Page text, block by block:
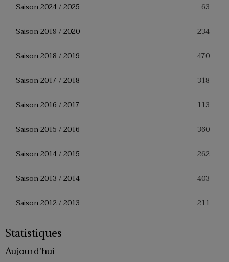
Saison 2024 / 2025 63
Saison 2019 / 2020 234
Saison 2018 / 2019 470
Saison 2017 / 2018 318
Saison 2016 / 2017 113
Saison 2015 / 2016 360
Saison 2014 / 2015 262
Saison 2013 / 2014 403
Saison 2012 / 2013 211
Statistiques
Aujourd'hui